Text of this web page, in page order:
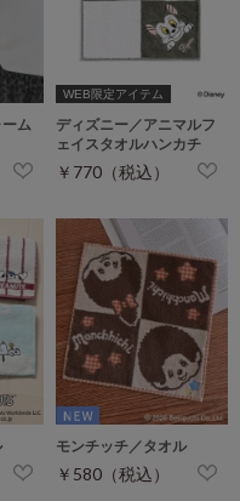
ム
WEB限定アイテム
ディズニー／アニマルフ
ェイスタオルハンカチ
￥770（税込）
モンチッチ／タオル
￥580（税込）